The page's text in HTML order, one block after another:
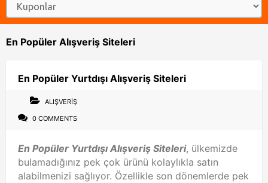
En Popüler Alışveriş Siteleri
En Popüler Yurtdışı Alışveriş Siteleri
ALIŞVERIŞ
0 COMMENTS
En Popüler Yurtdışı Alışveriş Siteleri, ülkemizde
bulamadığınız pek çok ürünü kolaylıkla satın
alabilmenizi sağlıyor. Özellikle son dönemlerde pek